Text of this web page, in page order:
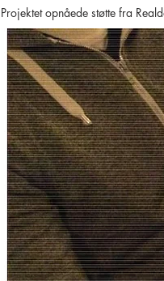
Projektet opnåede støtte fra